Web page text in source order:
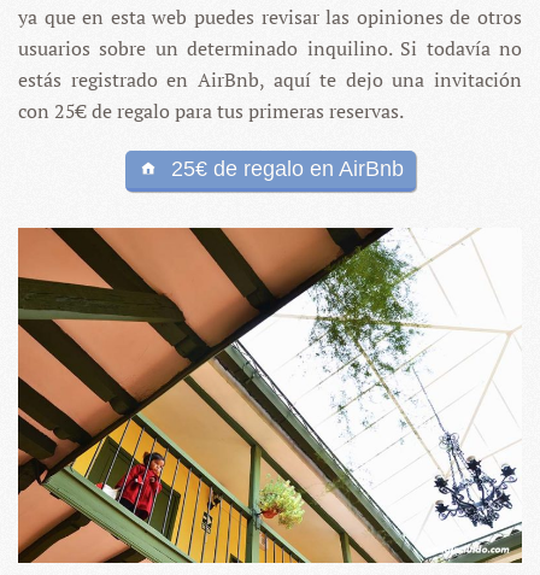
ya que en esta web puedes revisar las opiniones de otros
usuarios sobre un determinado inquilino. Si todavía no
estás registrado en AirBnb, aquí te dejo una invitación
con 25€ de regalo para tus primeras reservas.
25€ de regalo en AirBnb